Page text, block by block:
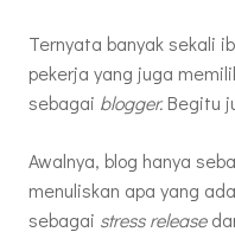
Ternyata banyak sekali
pekerja yang juga
sebagai blogger.Begitu
Awalnya, blog hanya
menuliskan apa yang
sebagai stress release